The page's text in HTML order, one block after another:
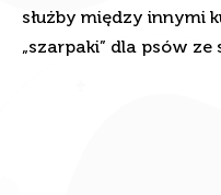
służby między innymi
„szarpaki” dla psów ze